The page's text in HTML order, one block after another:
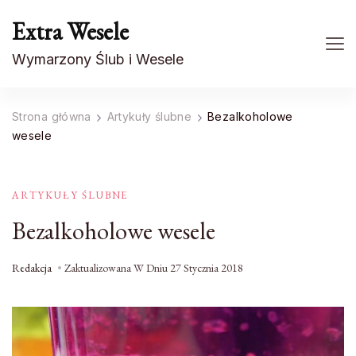
Extra Wesele
Wymarzony Ślub i Wesele
Strona główna Artykuły ślubne
Bezalkoholowe
wesele
ARTYKUŁY ŚLUBNE
Bezalkoholowe wesele
Redakcja Zaktualizowana W Dniu 27 Stycznia 2018